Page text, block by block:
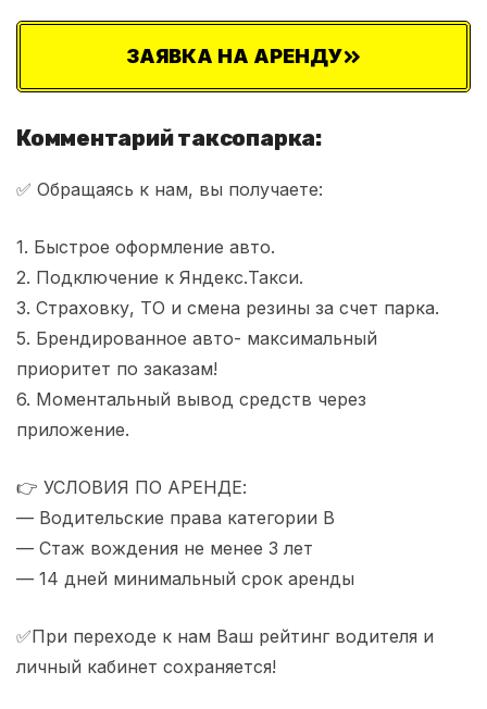
ЗАЯВКА НА АРЕНДУ
Комментарий таксопарка:
✅ Обращаясь к нам, вы получаете:
1. Быстрое оформление авто.
2. Подключение к Яндекс.Такси.
3. Страховку, ТО и смена резины за счет парка.
5. Брендированное авто- максимальный
приоритет по заказам!
6. Моментальный вывод средств через
приложение.
👉 УСЛОВИЯ ПО АРЕНДЕ:
— Водительские права категории В
— Стаж вождения не менее 3 лет
— 14 дней минимальный срок аренды
✅При переходе к нам Ваш рейтинг водителя и
личный кабинет сохраняется!